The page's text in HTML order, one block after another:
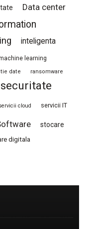
Data center
inteligenta
learning
date ransomware
securitate
cloud servicii IT
stocare
digitala